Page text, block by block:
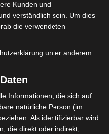
Karim Zaafouri
Kunden und
verständlich sein. Um dies
die verwendeten
unter anderem
Informationen, die sich auf
natürliche Person (im
Als identifizierbar wird
die direkt oder indirekt,